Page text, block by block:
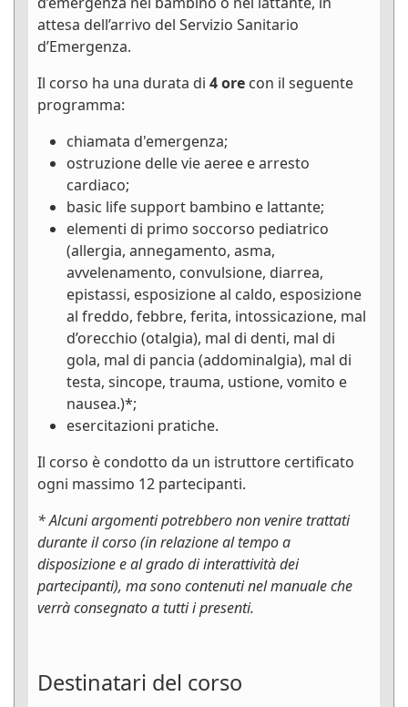
attesa dell’arrivo del Servizio Sanitario
d’Emergenza.
Il corso ha una durata di 4 ore con il seguente
programma:
chiamata d'emergenza;
ostruzione delle vie aeree e arresto
cardiaco;
basic life support bambino e lattante;
elementi di primo soccorso pediatrico
(allergia, annegamento, asma,
avvelenamento, convulsione, diarrea,
epistassi, esposizione al caldo, esposizione
al freddo, febbre, ferita, intossicazione, mal
d’orecchio (otalgia), mal di denti, mal di
gola, mal di pancia (addominalgia), mal di
testa, sincope, trauma, ustione, vomito e
nausea.)*;
esercitazioni pratiche.
Il corso è condotto da un istruttore certificato
ogni massimo 12 partecipanti.
* Alcuni argomenti potrebbero non venire trattati
durante il corso (in relazione al tempo a
disposizione e al grado di interattività dei
partecipanti), ma sono contenuti nel manuale che
verrà consegnato a tutti i presenti.
Destinatari del corso